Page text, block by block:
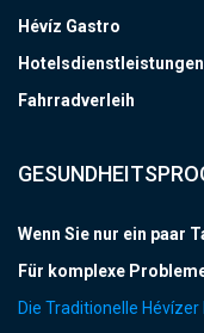
Hévíz Gastro
Fahrradverleih
Wenn Sie nur ein paar
Für komplexe
Die Traditionelle Hévízer